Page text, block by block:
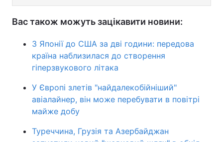
Вас також можуть зацікавити новини:
З Японії до США за дві години: передова
країна наблизилася до створення
гіперзвукового літака
У Європі злетів "найдалекобійніший"
авіалайнер, він може перебувати в повітрі
майже добу
Туреччина, Грузія та Азербайджан